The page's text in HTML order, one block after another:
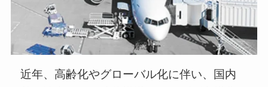
近年、高齢化やグローバル化に伴い、国内